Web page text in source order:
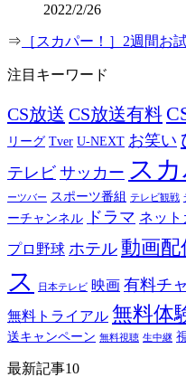
2022/2/26
⇒ ［スカパー！］2週間お
注目キーワード
CS放送 CS放送有料
リーグ Tver U-NEXT お笑い
テレビ サッカー ス
ーツバー スポーツ番組 テレビ観戦
ーチャンネル
ドラマ ネット
プロ野球 ホテル 動画配
ス
日本テレビ 映画 有料チ
無料トライアル 無料体
送キャンペーン 無料視聴 生中継
最新記事10